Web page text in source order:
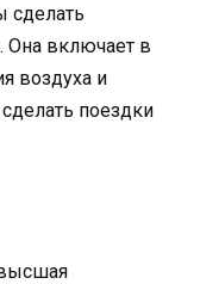
сделать
включает в
воздуха и
поездки